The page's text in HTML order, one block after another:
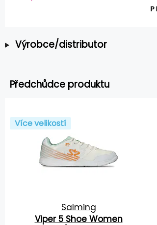
Výrobce/distributor
Předchůdce produktu
Více velikostí
Salming
Viper 5 Shoe Women